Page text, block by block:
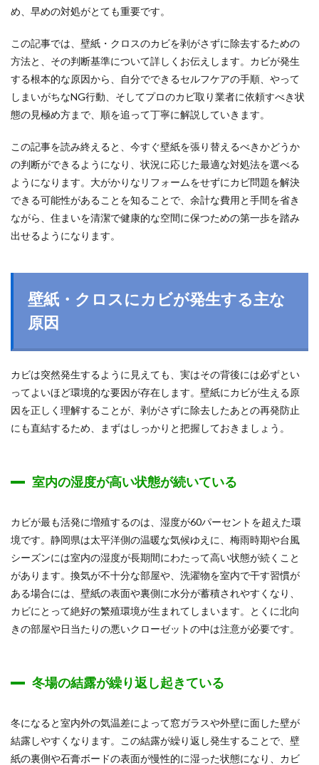
め、早めの対処がとても重要です。
この記事では、壁紙・クロスのカビを剥がさずに除去するための
方法と、その判断基準について詳しくお伝えします。カビが発生
する根本的な原因から、自分でできるセルフケアの手順、やって
しまいがちなNG行動、そしてプロのカビ取り業者に依頼すべき状
態の見極め方まで、順を追って丁寧に解説していきます。
この記事を読み終えると、今すぐ壁紙を張り替えるべきかどうか
の判断ができるようになり、状況に応じた最適な対処法を選べる
ようになります。大がかりなリフォームをせずにカビ問題を解決
できる可能性があることを知ることで、余計な費用と手間を省き
ながら、住まいを清潔で健康的な空間に保つための第一歩を踏み
出せるようになります。
壁紙・クロスにカビが発生する主な
原因
カビは突然発生するように見えても、実はその背後には必ずとい
ってよいほど環境的な要因が存在します。壁紙にカビが生える原
因を正しく理解することが、剥がさずに除去したあとの再発防止
にも直結するため、まずはしっかりと把握しておきましょう。
室内の湿度が高い状態が続いている
カビが最も活発に増殖するのは、湿度が60パーセントを超えた環
境です。静岡県は太平洋側の温暖な気候ゆえに、梅雨時期や台風
シーズンには室内の湿度が長期間にわたって高い状態が続くこと
があります。換気が不十分な部屋や、洗濯物を室内で干す習慣が
ある場合には、壁紙の表面や裏側に水分が蓄積されやすくなり、
カビにとって絶好の繁殖環境が生まれてしまいます。とくに北向
きの部屋や日当たりの悪いクローゼットの中は注意が必要です。
冬場の結露が繰り返し起きている
冬になると室内外の気温差によって窓ガラスや外壁に面した壁が
結露しやすくなります。この結露が繰り返し発生することで、壁
紙の裏側や石膏ボードの表面が慢性的に湿った状態になり、カビ